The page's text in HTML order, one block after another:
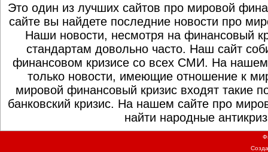
Это один из лучших сайтов про мировой
сайте вы найдете последние новости про
Наши новости, несмотря на финансовый
стандартам довольно часто. Наш сайт
финансовом кризисе со всех СМИ. На нашем
только новости, имеющие отношение к
мировой финансовый кризис входят такие
банковский кризис. На нашем сайте про
найти народные